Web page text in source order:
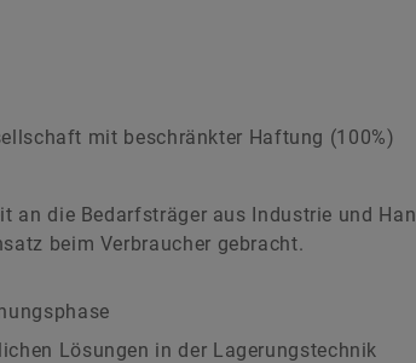
mit beschränkter Haftung (100%)
an die Bedarfsträger aus Industrie und
beim Verbraucher gebracht.
Lösungen in der Lagerungstechnik